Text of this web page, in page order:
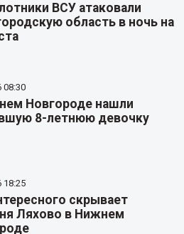
ВСУ атаковали
область в ночь на
08:30
Новгороде нашли
8-летнюю девочку
18:25
скрывает
Ляхово в Нижнем